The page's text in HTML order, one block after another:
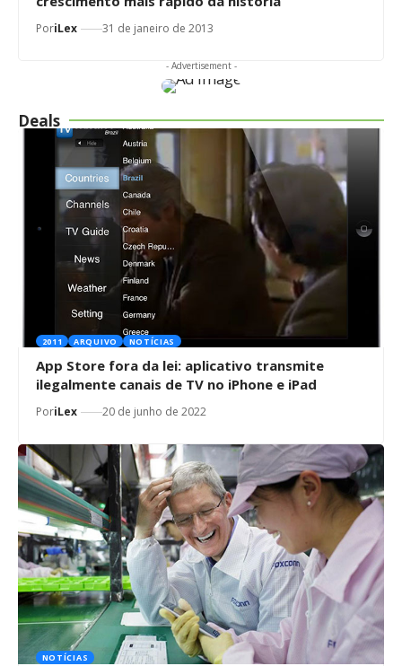
PoriLex 31 de janeiro de 2013
- Advertisement -
Deals
2011 ARQUIVO NOTÍCIAS
App Store fora da lei: aplicativo transmite
ilegalmente canais de TV no iPhone e iPad
PoriLex 20 de junho de 2022
NOTÍCIAS